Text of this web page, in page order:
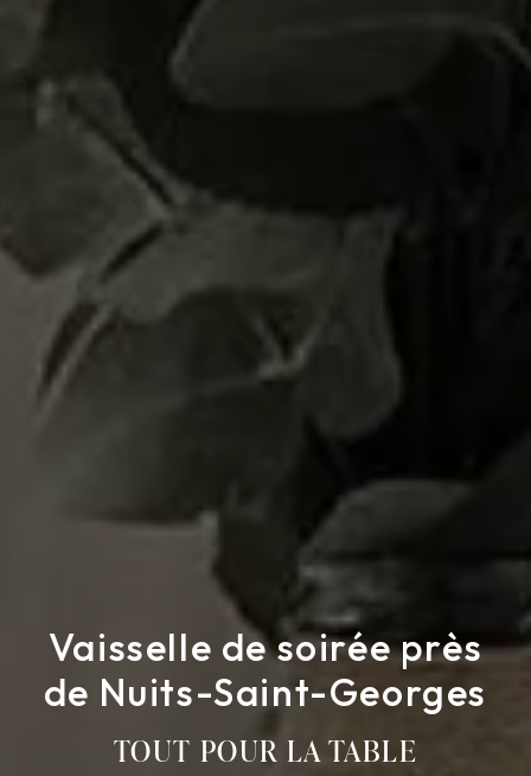
Vaisselle de soirée près
de Nuits-Saint-Georges
TOUT POUR LA TABLE